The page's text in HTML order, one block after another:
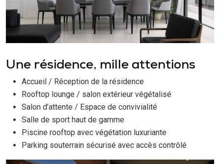
Une résidence, mille attentions
Accueil / Réception de la résidence
Rooftop lounge / salon extérieur végétalisé
Salon d’attente / Espace de convivialité
Salle de sport haut de gamme
Piscine rooftop avec végétation luxuriante
Parking souterrain sécurisé avec accès contrôlé